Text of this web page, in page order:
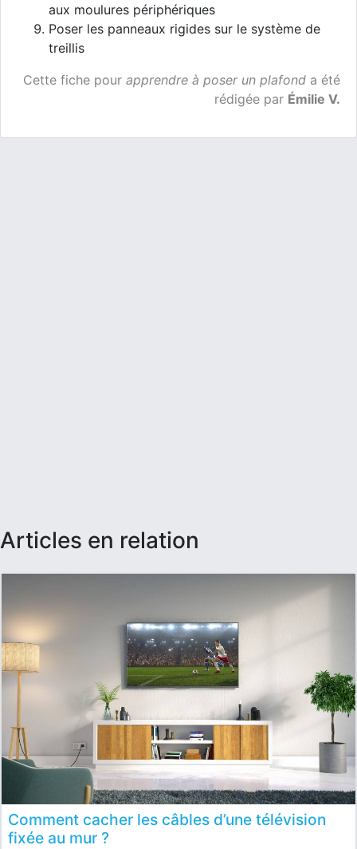
aux moulures périphériques
Poser les panneaux rigides sur le système de
treillis
Cette fiche pour apprendre à poser un plafond a été
rédigée par Émilie V.
articles en relation
Comment cacher les câbles d’une télévision
fixée au mur ?